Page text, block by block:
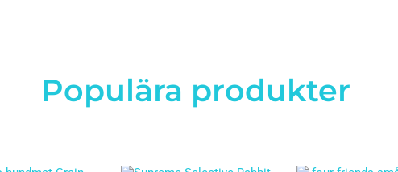
Populära produkter